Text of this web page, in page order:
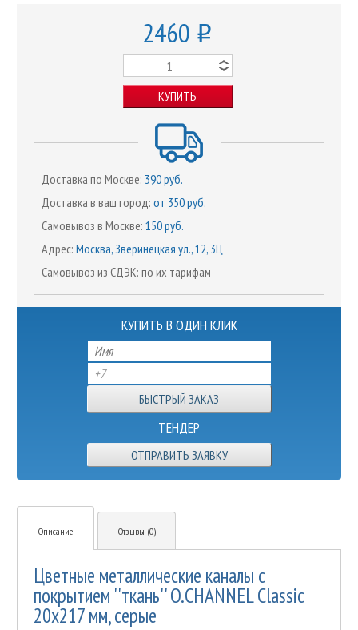
2460 o
КУПИТЬ
Доставка по Москве: 390 руб.
Доставка в ваш город: от 350 руб.
Самовывоз в Москве: 150 руб.
Адрес: Москва, Зверинецкая ул., 12, 3Ц
Самовывоз из СДЭК: по их тарифам
КУПИТЬ В ОДИН КЛИК
ТЕНДЕР
ОТПРАВИТЬ ЗАЯВКУ
Описание Отзывы (0)
Цветные металлические каналы с
покрытием ''ткань'' O.CHANNEL Classic
20х217 мм, серые